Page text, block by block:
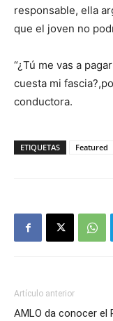
responsable, ella
que el joven no
“¿Tú me vas a
cuesta mi
conductora.
ETIQUETAS Featured
Artículo anterior
AMLO da conocer el